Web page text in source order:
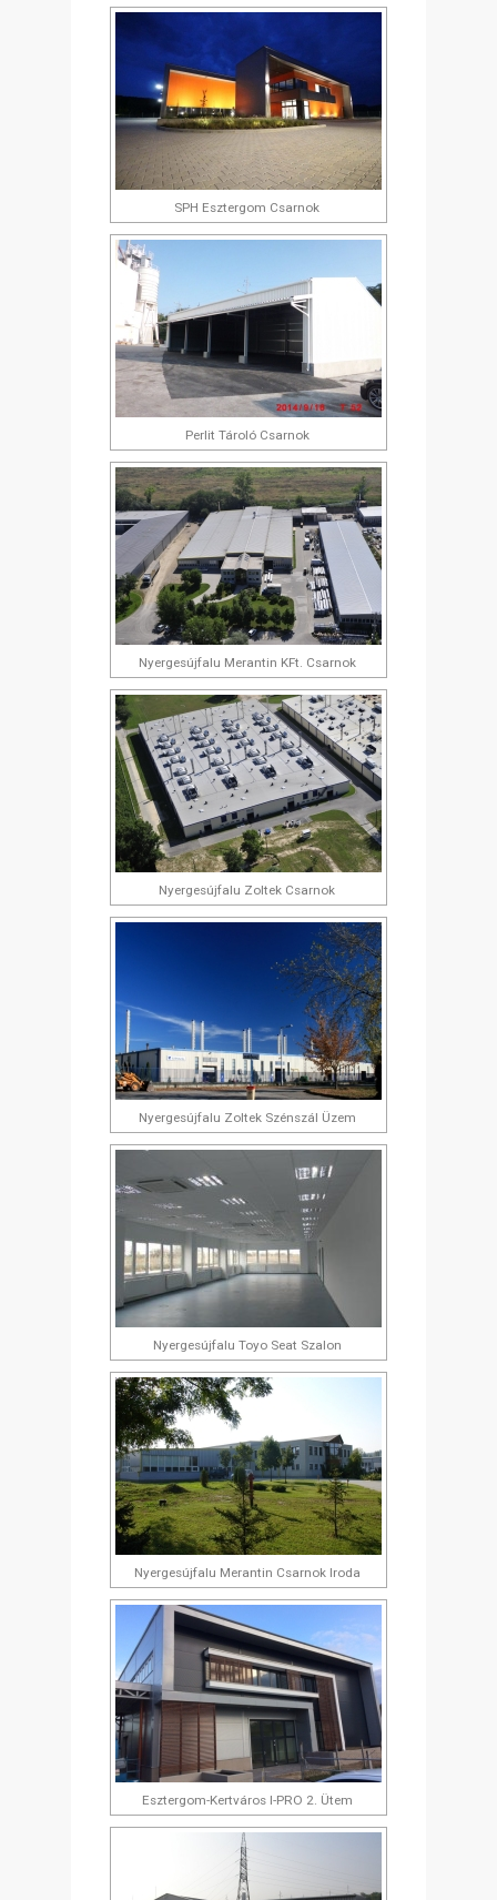
SPH Esztergom Csarnok
Perlit Tároló Csarnok
Nyergesújfalu Merantin KFt. Csarnok
Nyergesújfalu Zoltek Csarnok
Nyergesújfalu Zoltek Szénszál Üzem
Nyergesújfalu Toyo Seat Szalon
Nyergesújfalu Merantin Csarnok Iroda
Esztergom-Kertváros I-PRO 2. Ütem